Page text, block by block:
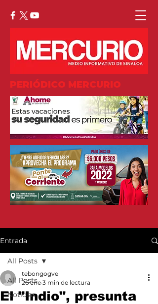
PERIÓDICO MERCURIO
Entrada
All Posts
Noticias
All Posts
El "Indio", presunta
tebongogve
26 ene 3 min de lectura